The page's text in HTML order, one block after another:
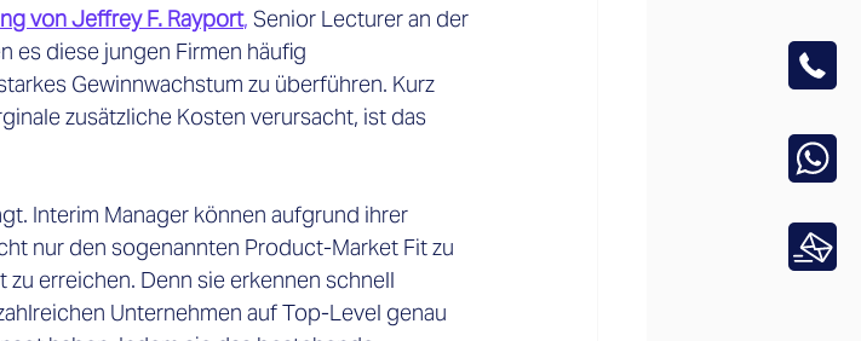
von Jeffrey F. Rayport, Senior Lecturer an der
diese jungen Firmen häufig
Gewinnwachstum zu überführen. Kurz
zusätzliche Kosten verursacht, ist das
Interim Manager können aufgrund ihrer
nur den sogenannten Product-Market Fit zu
erreichen. Denn sie erkennen schnell
Unternehmen auf Top-Level genau